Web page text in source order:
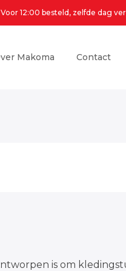
Voor 12:00 besteld, zelfde dag
Makoma Contact
is om